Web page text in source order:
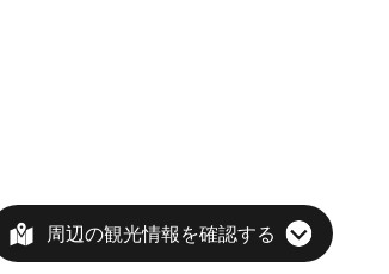
周辺の観光情報を確認する